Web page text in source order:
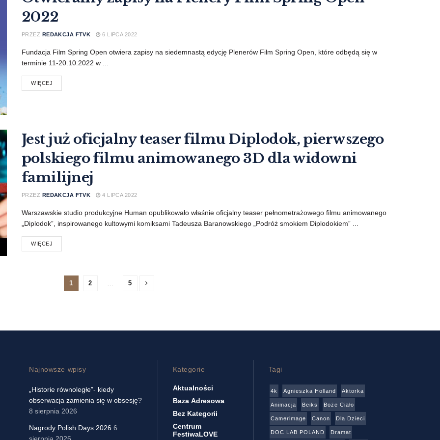
2022
PRZEZ REDAKCJA FTVK 6 LIPCA 2022
Fundacja Film Spring Open otwiera zapisy na siedemnastą edycję Plenerów Film Spring Open, które odbędą się w
terminie 11-20.10.2022 w ...
WIĘCEJ
Jest już oficjalny teaser filmu Diplodok, pierwszego
polskiego filmu animowanego 3D dla widowni
familijnej
PRZEZ REDAKCJA FTVK 4 LIPCA 2022
Warszawskie studio produkcyjne Human opublikowało właśnie oficjalny teaser pełnometrażowego filmu animowanego
„Diplodok”, inspirowanego kultowymi komiksami Tadeusza Baranowskiego „Podróż smokiem Diplodokiem” ...
WIĘCEJ
1 2 5
Najnowsze wpisy
„Historie równoległe”- kiedy
obserwacja zamienia się w obsesję?
8 sierpnia 2026
Nagrody Polish Days 2026 6
Kategorie
Aktualności
Baza Adresowa
Bez Kategorii
Centrum
FestiwaLOVE
Tagi
4k Agnieszka Holland Aktorka
Animacja Beiks Boże Ciało
Camerimage Canon Dla Dzieci
DOC LAB POLAND Dramat